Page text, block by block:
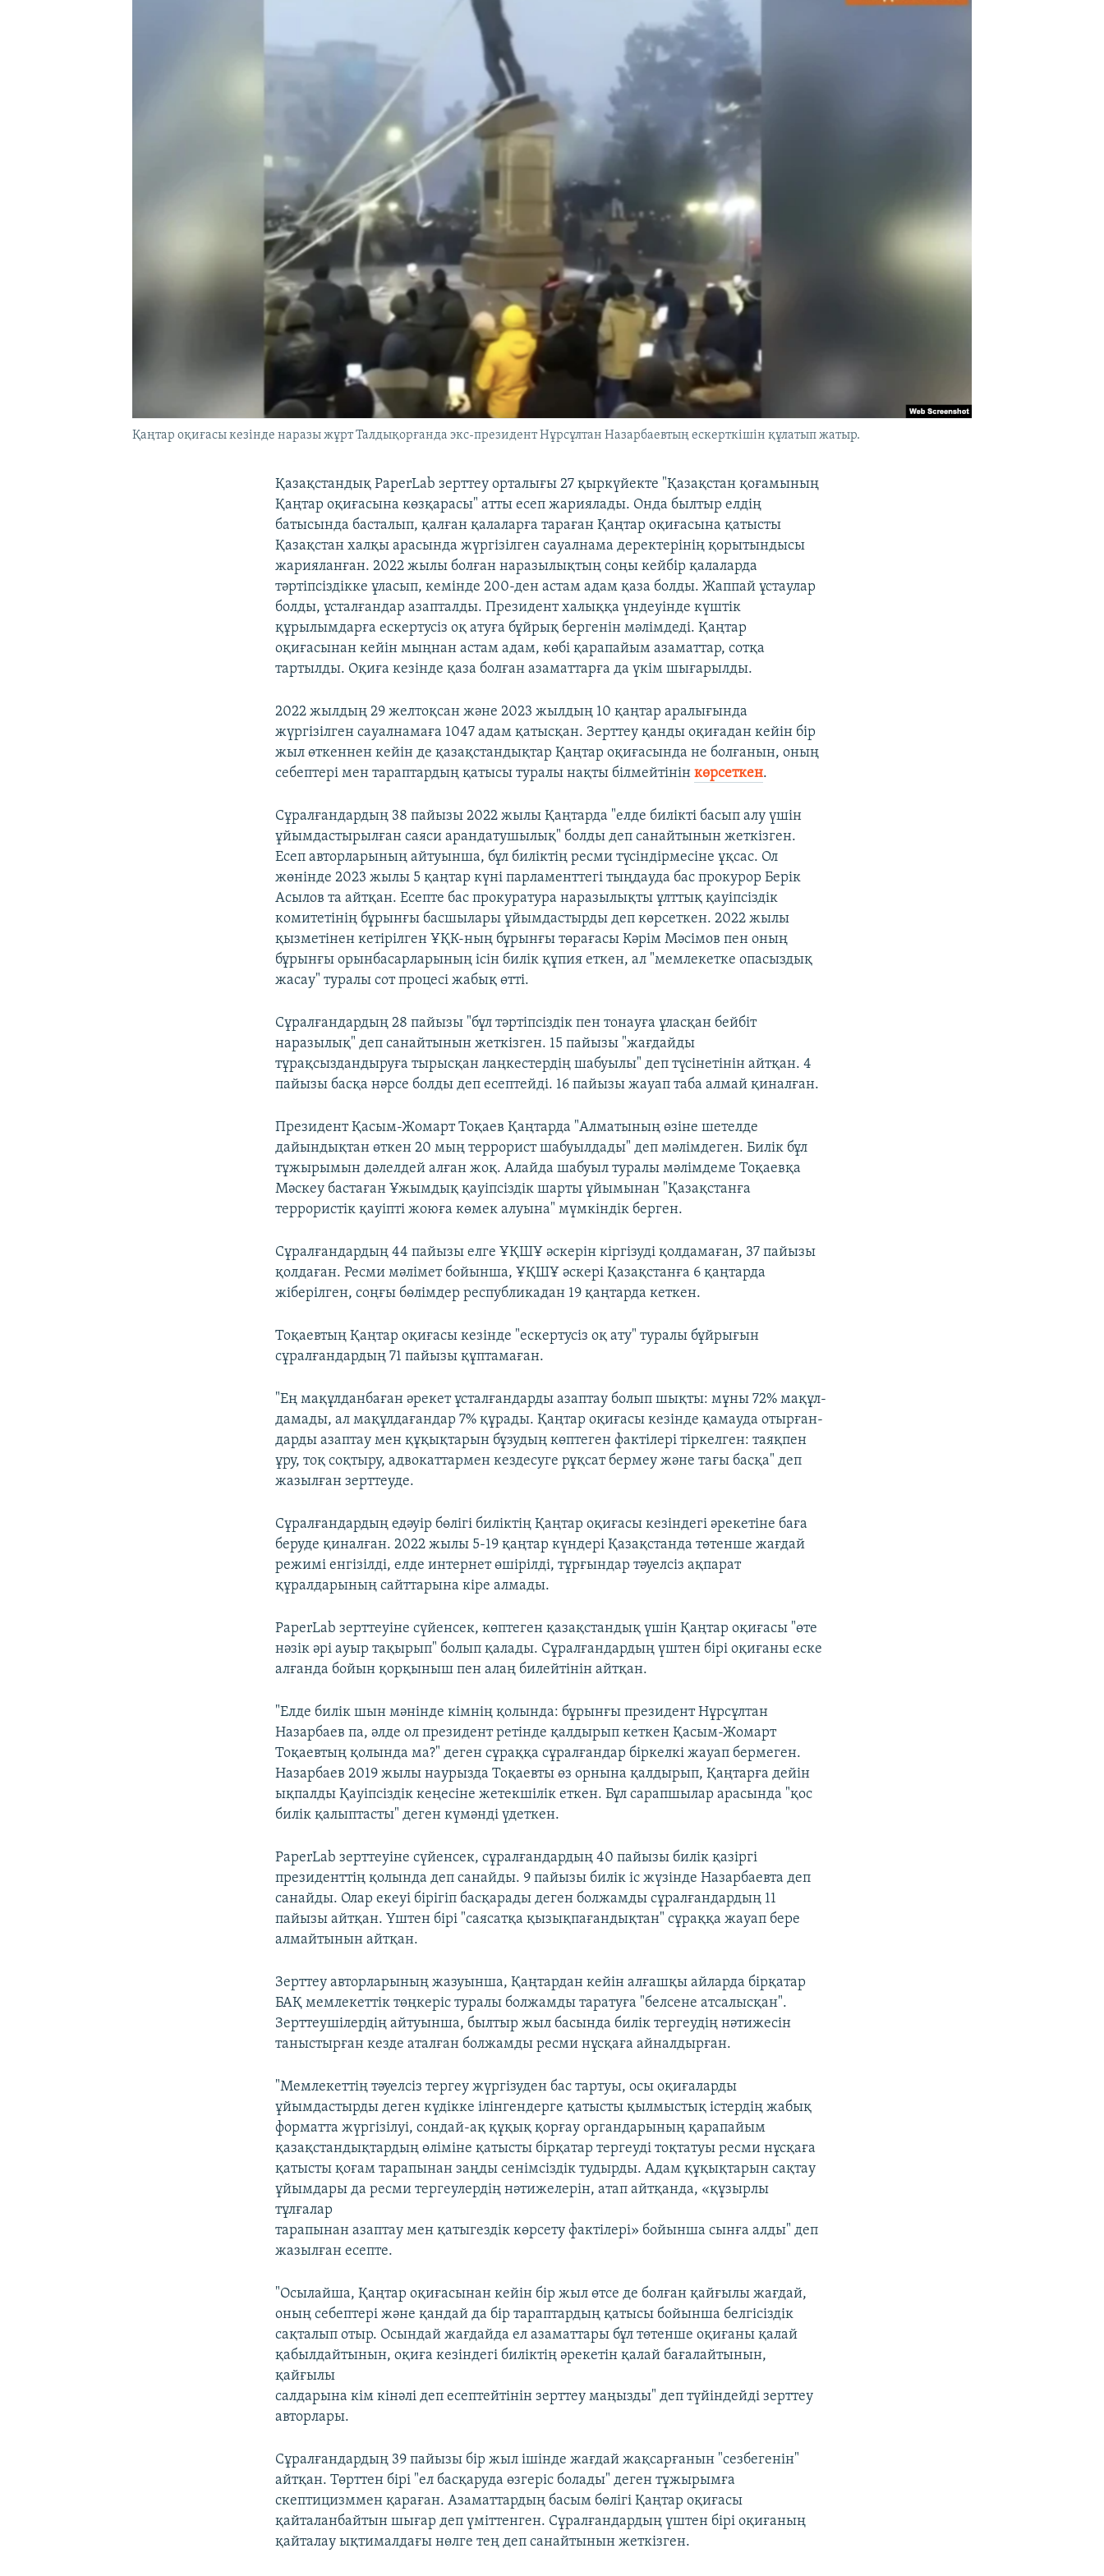
Қаңтар оқиғасы кезінде наразы жұрт Талдықорғанда экс-президент Нұрсұлтан Назарбаевтың ескерткішін құлатып жатыр.
Қазақстандық PaperLab зерттеу орталығы 27 қыркүйекте "Қазақстан қоғамының
Қаңтар оқиғасына көзқарасы" атты есеп жариялады. Онда былтыр елдің
батысында басталып, қалған қалаларға тараған Қаңтар оқиғасына қатысты
Қазақстан халқы арасында жүргізілген сауалнама деректерінің қорытындысы
жарияланған. 2022 жылы болған наразылықтың соңы кейбір қалаларда
тәртіпсіздікке ұласып, кемінде 200-ден астам адам қаза болды. Жаппай ұстаулар
болды, ұсталғандар азапталды. Президент халыққа үндеуінде күштік
құрылымдарға ескертусіз оқ атуға бұйрық бергенін мәлімдеді. Қаңтар
оқиғасынан кейін мыңнан астам адам, көбі қарапайым азаматтар, сотқа
тартылды. Оқиға кезінде қаза болған азаматтарға да үкім шығарылды.
2022 жылдың 29 желтоқсан және 2023 жылдың 10 қаңтар аралығында
жүргізілген сауалнамаға 1047 адам қатысқан. Зерттеу қанды оқиғадан кейін бір
жыл өткеннен кейін де қазақстандықтар Қаңтар оқиғасында не болғанын, оның
себептері мен тараптардың қатысы туралы нақты білмейтінінкөрсеткен.
Сұралғандардың 38 пайызы 2022 жылы Қаңтарда "елде билікті басып алу үшін
ұйымдастырылған саяси арандатушылық" болды деп санайтынын жеткізген.
Есеп авторларының айтуынша, бұл биліктің ресми түсіндірмесіне ұқсас. Ол
жөнінде 2023 жылы 5 қаңтар күні парламенттегі тыңдауда бас прокурор Берік
Асылов та айтқан. Есепте бас прокуратура наразылықты ұлттық қауіпсіздік
комитетінің бұрынғы басшылары ұйымдастырды деп көрсеткен. 2022 жылы
қызметінен кетірілген ҰҚК-ның бұрынғы төрағасы Кәрім Мәсімов пен оның
бұрынғы орынбасарларының ісін билік құпия еткен, ал "мемлекетке опасыздық
жасау" туралы сот процесі жабық өтті.
Сұралғандардың 28 пайызы "бұл тәртіпсіздік пен тонауға ұласқан бейбіт
наразылық" деп санайтынын жеткізген. 15 пайызы "жағдайды
тұрақсыздандыруға тырысқан лаңкестердің шабуылы" деп түсінетінін айтқан. 4
пайызы басқа нәрсе болды деп есептейді. 16 пайызы жауап таба алмай қиналған.
Президент Қасым-Жомарт Тоқаев Қаңтарда "Алматының өзіне шетелде
дайындықтан өткен 20 мың террорист шабуылдады" деп мәлімдеген. Билік бұл
тұжырымын дәлелдей алған жоқ. Алайда шабуыл туралы мәлімдеме Тоқаевқа
Мәскеу бастаған Ұжымдық қауіпсіздік шарты ұйымынан "Қазақстанға
террористік қауіпті жоюға көмек алуына" мүмкіндік берген.
Сұралғандардың 44 пайызы елге ҰҚШҰ әскерін кіргізуді қолдамаған, 37 пайызы
қолдаған. Ресми мәлімет бойынша, ҰҚШҰ әскері Қазақстанға 6 қаңтарда
жіберілген, соңғы бөлімдер республикадан 19 қаңтарда кеткен.
Тоқаевтың Қаңтар оқиғасы кезінде "ескертусіз оқ ату" туралы бұйрығын
сұралғандардың 71 пайызы құптамаған.
"Ең мақұлданбаған әрекет ұсталғандарды азаптау болып шықты: мұны 72% мақұл-
дамады, ал мақұлдағандар 7% құрады. Қаңтар оқиғасы кезінде қамауда отырған-
дарды азаптау мен құқықтарын бұзудың көптеген фактілері тіркелген: таяқпен
ұру, тоқ соқтыру, адвокаттармен кездесуге рұқсат бермеу және тағы басқа" деп
жазылған зерттеуде.
Сұралғандардың едәуір бөлігі биліктің Қаңтар оқиғасы кезіндегі әрекетіне баға
беруде қиналған. 2022 жылы 5-19 қаңтар күндері Қазақстанда төтенше жағдай
режимі енгізілді, елде интернет өшірілді, тұрғындар тәуелсіз ақпарат
құралдарының сайттарына кіре алмады.
PaperLab зерттеуіне сүйенсек, көптеген қазақстандық үшін Қаңтар оқиғасы "өте
нәзік әрі ауыр тақырып" болып қалады. Сұралғандардың үштен бірі оқиғаны еске
алғанда бойын қорқыныш пен алаң билейтінін айтқан.
"Елде билік шын мәнінде кімнің қолында: бұрынғы президент Нұрсұлтан
Назарбаев па, әлде ол президент ретінде қалдырып кеткен Қасым-Жомарт
Тоқаевтың қолында ма?" деген сұраққа сұралғандар біркелкі жауап бермеген.
Назарбаев 2019 жылы наурызда Тоқаевты өз орнына қалдырып, Қаңтарға дейін
ықпалды Қауіпсіздік кеңесіне жетекшілік еткен. Бұл сарапшылар арасында "қос
билік қалыптасты" деген күмәнді үдеткен.
PaperLab зерттеуіне сүйенсек, сұралғандардың 40 пайызы билік қазіргі
президенттің қолында деп санайды. 9 пайызы билік іс жүзінде Назарбаевта деп
санайды. Олар екеуі бірігіп басқарады деген болжамды сұралғандардың 11
пайызы айтқан. Үштен бірі "саясатқа қызықпағандықтан" сұраққа жауап бере
алмайтынын айтқан.
Зерттеу авторларының жазуынша, Қаңтардан кейін алғашқы айларда бірқатар
БАҚ мемлекеттік төңкеріс туралы болжамды таратуға "белсене атсалысқан".
Зерттеушілердің айтуынша, былтыр жыл басында билік тергеудің нәтижесін
таныстырған кезде аталған болжамды ресми нұсқаға айналдырған.
"Мемлекеттің тәуелсіз тергеу жүргізуден бас тартуы, осы оқиғаларды
ұйымдастырды деген күдікке ілінгендерге қатысты қылмыстық істердің жабық
форматта жүргізілуі, сондай-ақ құқық қорғау органдарының қарапайым
қазақстандықтардың өліміне қатысты бірқатар тергеуді тоқтатуы ресми нұсқаға
қатысты қоғам тарапынан заңды сенімсіздік тудырды. Адам құқықтарын сақтау
ұйымдары да ресми тергеулердің нәтижелерін, атап айтқанда, «құзырлы
тұлғалар
тарапынан азаптау мен қатыгездік көрсету фактілері» бойынша сынға алды" деп
жазылған есепте.
"Осылайша, Қаңтар оқиғасынан кейін бір жыл өтсе де болған қайғылы жағдай,
оның себептері және қандай да бір тараптардың қатысы бойынша белгісіздік
сақталып отыр. Осындай жағдайда ел азаматтары бұл төтенше оқиғаны қалай
қабылдайтынын, оқиға кезіндегі биліктің әрекетін қалай бағалайтынын,
қайғылы
салдарына кім кінәлі деп есептейтінін зерттеу маңызды" деп түйіндейді зерттеу
авторлары.
Сұралғандардың 39 пайызы бір жыл ішінде жағдай жақсарғанын "сезбегенін"
айтқан. Төрттен бірі "ел басқаруда өзгеріс болады" деген тұжырымға
скептицизммен қараған. Азаматтардың басым бөлігі Қаңтар оқиғасы
қайталанбайтын шығар деп үміттенген. Сұралғандардың үштен бірі оқиғаның
қайталау ықтималдағы нөлге тең деп санайтынын жеткізген.